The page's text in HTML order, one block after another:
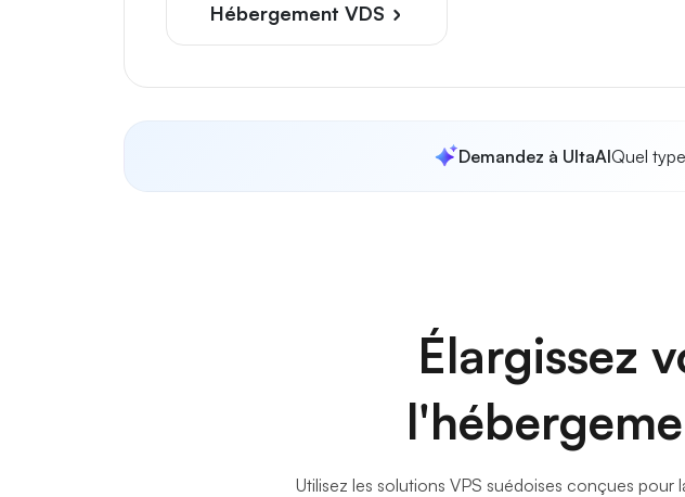
Hébergement VDS
Demandez à UltaAIQuel
Élargissez
Utilisez les solutions VPS suédoises conçues